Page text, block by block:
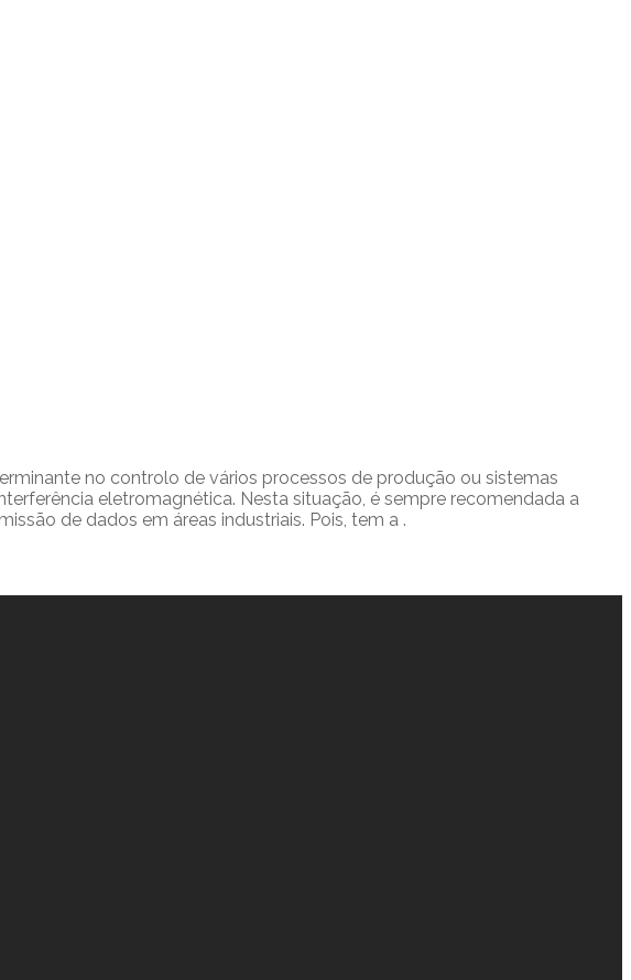
no controlo de vários processos de produção ou sistemas
eletromagnética. Nesta situação, é sempre recomendada a
de dados em áreas industriais. Pois, tem a .